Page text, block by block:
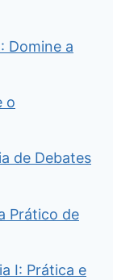
Domine a
o
de Debates
Prático de
I: Prática e